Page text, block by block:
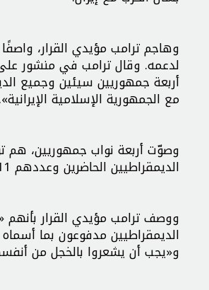
وهاجم ترامب مؤيدي القرار،
لدعمه. وقال ترامب في منشور
أربعة جمهوريين سيئين وجميع
مع الجمهورية الإسلامية الإيرانية».
وصوّت أربعة نواب جمهوريين، هم
الديمقراطيين الحاضرين وعددهم 211 نائباً، لصالح القرار الذي أُقرّ بأغلبية 215 صوتاً مقابل 208.
ووصف ترامب مؤيدي القرار بأنهم
الديمقراطيين مدفوعون بما أسماه
و«يجب أن يشعروا بالخجل من